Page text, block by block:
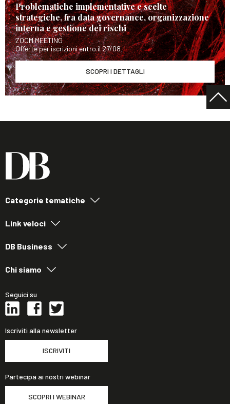
Problematiche implementative e scelte
strategiche, fra data governance, organizzazione
interna e gestione dei rischi
ZOOM MEETING
Offerte per iscrizioni entro il 27/08
SCOPRI I DETTAGLI
Categorie tematiche
Link veloci
DB Business
Chi siamo
Seguici su
Iscriviti alla newsletter
ISCRIVITI
Partecipa ai nostri webinar
SCOPRI I WEBINAR